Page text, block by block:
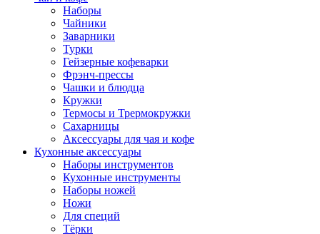
Наборы
Чайники
Заварники
Турки
Гейзерные кофеварки
Фрэнч-прессы
Чашки и блюдца
Кружки
Термосы и Трермокружки
Сахарницы
Аксессуары для чая и кофе
Кухонные аксессуары
Наборы инструментов
Кухонные инструменты
Наборы ножей
Ножи
Для специй
Тёрки